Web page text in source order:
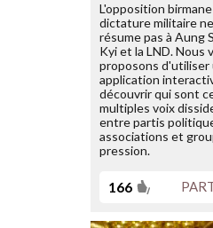
L'opposition
dictature militaire
résume pas à Aung
Kyi et la LND. Nous
proposons d'utiliser
application
découvrir qui sont
multiples voix
entre partis
associations et
pression.
166